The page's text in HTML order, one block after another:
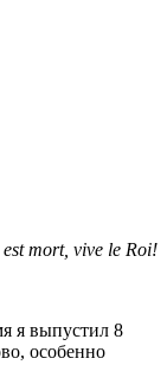
mort, vive le Roi!
я выпустил 8
особенно